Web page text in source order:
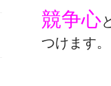
競争心
つけます。